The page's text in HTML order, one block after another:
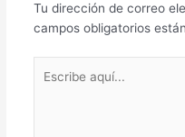
Tu dirección de correo
campos obligatorios
aquí...